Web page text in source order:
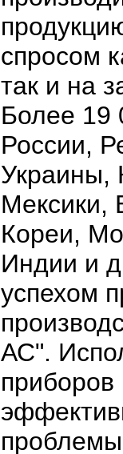
спросом
так и на
Более 19
России,
Украины,
Мексики,
Кореи,
Индии и
успехом
АС".
приборов
проблемы